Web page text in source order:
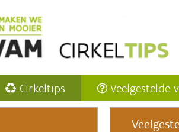
Cirkeltips Veelgestelde